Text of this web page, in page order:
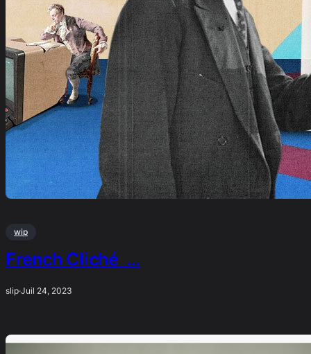
wip
French Cliché …
slip·Juil 24, 2023